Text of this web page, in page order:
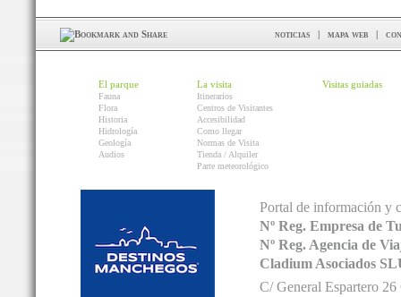
noticias | mapa web |
El parque
Fauna
Flora
Historia
Hidrología
Geología
Audios
La visita
Itinerarios
Centros de Visitantes
Accesibilidad
Como llegar
Normas de Visita
Tienda / Alquiler
Parte meteorológico
Visitas guiadas
Portal de información y
Nº Reg. Empresa de
Nº Reg. Agencia de
Cladium Asociados
C/ General Espartero